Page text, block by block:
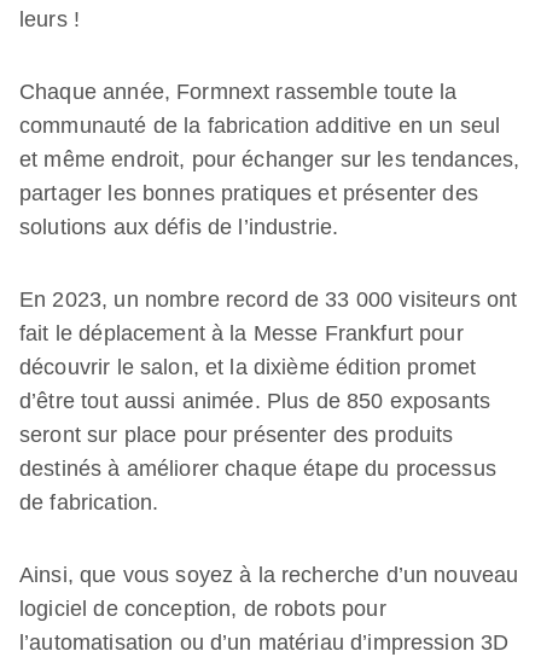
leurs !
Chaque année, Formnext rassemble toute la
communauté de la fabrication additive en un seul
et même endroit, pour échanger sur les tendances,
partager les bonnes pratiques et présenter des
solutions aux défis de l’industrie.
En 2023, un nombre record de 33 000 visiteurs ont
fait le déplacement à la Messe Frankfurt pour
découvrir le salon, et la dixième édition promet
d’être tout aussi animée. Plus de 850 exposants
seront sur place pour présenter des produits
destinés à améliorer chaque étape du processus
de fabrication.
Ainsi, que vous soyez à la recherche d’un nouveau
logiciel de conception, de robots pour
l’automatisation ou d’un matériau d’impression 3D